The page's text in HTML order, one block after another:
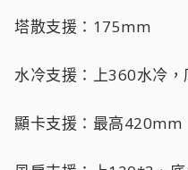
塔散支援：175mm
水冷支援：上360水冷
顯卡支援：最高420mm